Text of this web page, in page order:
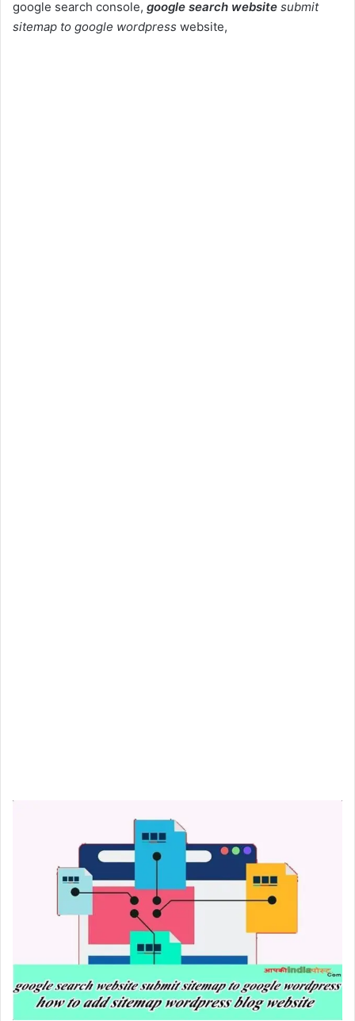
google search console, google search website submit
sitemap to google wordpress website,